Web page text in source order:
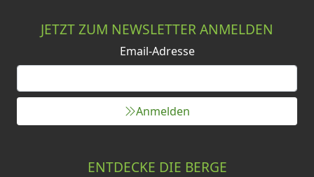
JETZT ZUM NEWSLETTER ANMELDEN
Email-Adresse
Anmelden
ENTDECKE DIE BERGE